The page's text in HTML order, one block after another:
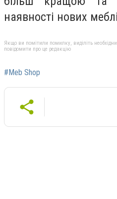
наявності нових
Якщо ви помітили помилку, виділіть
повідомити про це редакцію
#Meb Shop